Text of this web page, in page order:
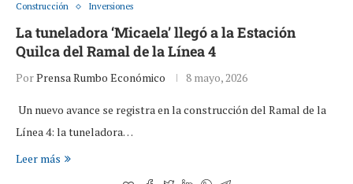
Construcción Inversiones
La tuneladora ‘Micaela’ llegó a la Estación
Quilca del Ramal de la Línea 4
PorPrensa Rumbo Económico 8 mayo, 2026
Un nuevo avance se registra en la construcción del Ramal de la
Línea 4: la tuneladora…
Leer más